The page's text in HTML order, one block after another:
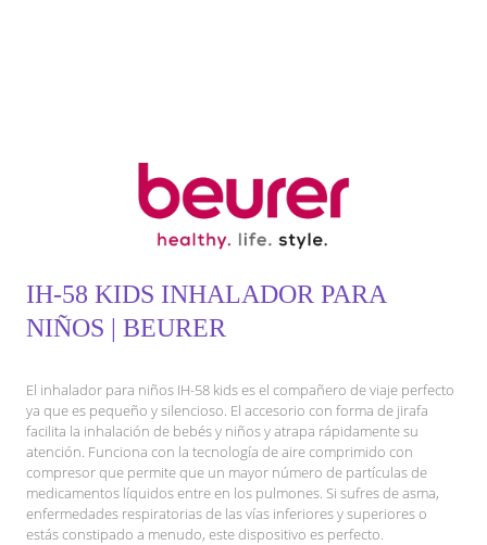
IH-58 KIDS INHALADOR PARA
NIÑOS | BEURER
El inhalador para niños IH-58 kids es el compañero de viaje perfecto
ya que es pequeño y silencioso. El accesorio con forma de jirafa
facilita la inhalación de bebés y niños y atrapa rápidamente su
atención. Funciona con la tecnología de aire comprimido con
compresor que permite que un mayor número de partículas de
medicamentos líquidos entre en los pulmones. Si sufres de asma,
enfermedades respiratorias de las vías inferiores y superiores o
estás constipado a menudo, este dispositivo es perfecto.